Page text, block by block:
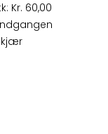
Kr. 60,00